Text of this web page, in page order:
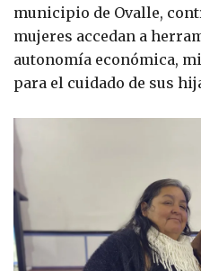
municipio de Ovalle,
mujeres accedan a
autonomía económica,
para el cuidado de sus